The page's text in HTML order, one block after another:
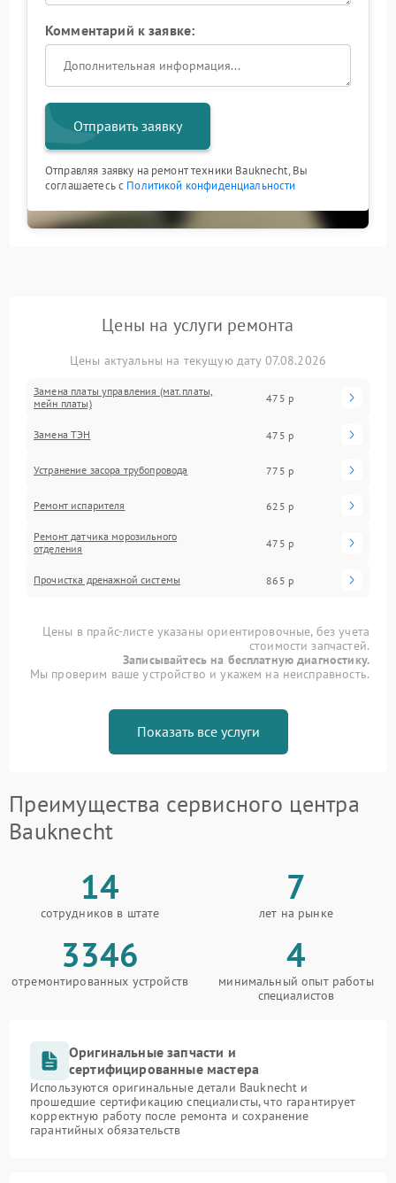
Комментарий к заявке:
Отправить заявку
Отправляя заявку на ремонт техники Bauknecht, Вы
соглашаетесь с Политикой конфиденциальности
Цены на услуги ремонта
Цены актуальны на текущую дату 07.08.2026
Замена платы управления (мат.платы,
мейн платы)
475 р
Замена ТЭН 475 р
Устранение засора трубопровода 775 р
Ремонт испарителя 625 р
Ремонт датчика морозильного
отделения
475 р
Прочистка дренажной системы 865 р
Цены в прайс-листе указаны ориентировочные, без учета
стоимости запчастей.
Записывайтесь на бесплатную диагностику.
Мы проверим ваше устройство и укажем на неисправность.
Показать все услуги
Преимущества сервисного центра
Bauknecht
14
сотрудников в штате
7
лет на рынке
3346
отремонтированных устройств
4
минимальный опыт работы
специалистов
Оригинальные запчасти и
сертифицированные мастера
Используются оригинальные детали Bauknecht и
прошедшие сертификацию специалисты, что гарантирует
корректную работу после ремонта и сохранение
гарантийных обязательств